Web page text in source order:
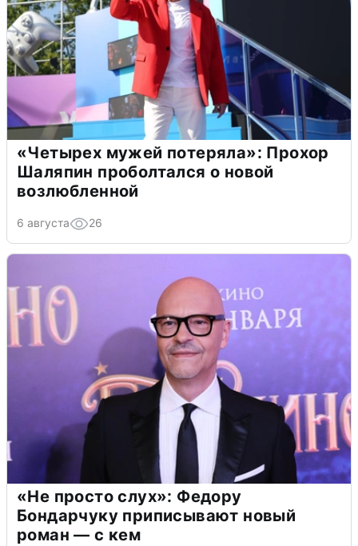
«Четырех мужей потеряла»: Прохор
Шаляпин проболтался о новой
возлюбленной
6 августа 26
«Не просто слух»: Федору
Бондарчуку приписывают новый
роман — с кем